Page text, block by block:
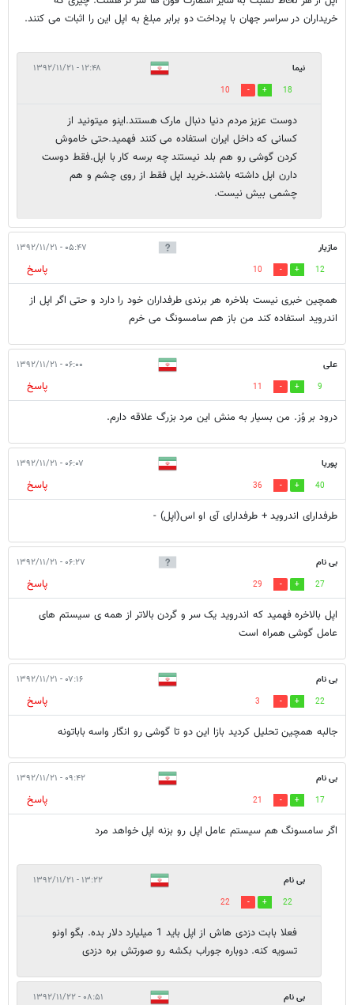
خریداران در سراسر جهان با پرداخت دو برابر مبلغ به اپل این را اثبات می کنند.
نیما ۱۲:۴۸ - ۱۳۹۲/۱۱/۲۱
18
10
دوست عزیز مردم دنیا دنبال مارک هستند.اینو میتونید از
کسانی که داخل ایران استفاده می کنند فهمید.حتی خاموش
کردن گوشی رو هم بلد نیستند چه برسه کار با اپل.فقط دوست
دارن اپل داشته باشند.خرید اپل فقط از روی چشم و هم
چشمی بیش نیست.
مازیار ۰۵:۴۷ - ۱۳۹۲/۱۱/۲۱
12
10
پاسخ
همچین خبری نیست بلاخره هر برندی طرفداران خود را دارد و حتی اگر اپل از
اندروید استفاده کند من باز هم سامسونگ می خرم
علی ۰۶:۰۰ - ۱۳۹۲/۱۱/۲۱
9
11
پاسخ
درود بر وُز. من بسیار به منش این مرد بزرگ علاقه دارم.
پوریا ۰۶:۰۷ - ۱۳۹۲/۱۱/۲۱
40
36
پاسخ
طرفدارای اندروید + طرفدارای آی او اس(اپل) -
بی نام ۰۶:۲۷ - ۱۳۹۲/۱۱/۲۱
27
29
پاسخ
اپل بالاخره فهمید که اندروید یک سر و گردن بالاتر از همه ی سیستم های
عامل گوشی همراه است
بی نام ۰۷:۱۶ - ۱۳۹۲/۱۱/۲۱
22
3
پاسخ
جالبه همچین تحلیل کردید بازا این دو تا گوشی رو انگار واسه باباتونه
بی نام ۰۹:۴۲ - ۱۳۹۲/۱۱/۲۱
17
21
پاسخ
اگر سامسونگ هم سیستم عامل اپل رو بزنه اپل خواهد مرد
بی نام ۱۳:۲۲ - ۱۳۹۲/۱۱/۲۱
22
22
فعلا بابت دزدی هاش از اپل باید 1 میلیارد دلار بده. بگو اونو
تسویه کنه. دوباره جوراب بکشه رو صورتش بره دزدی
بی نام ۰۸:۵۱ - ۱۳۹۲/۱۱/۲۲